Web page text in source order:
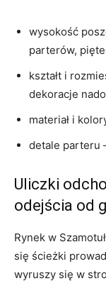
wysokość
parterów,
kształt i
dekoracje
materiał i
detale parteru
Uliczki
odejścia od
Rynek w
się ścieżki
wyruszy się w